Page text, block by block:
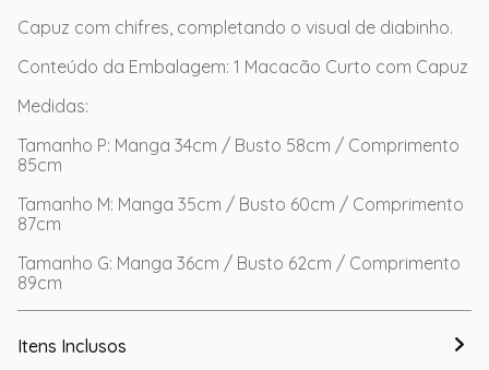
Capuz com chifres, completando o visual de diabinho.
Conteúdo da Embalagem: 1 Macacão Curto com Capuz
Medidas:
Tamanho P: Manga 34cm / Busto 58cm / Comprimento
85cm
Tamanho M: Manga 35cm / Busto 60cm / Comprimento
87cm
Tamanho G: Manga 36cm / Busto 62cm / Comprimento
89cm
Itens Inclusos